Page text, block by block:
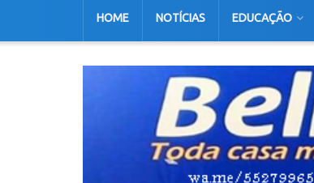
HOME NOTÍCIAS EDUCAÇÃO